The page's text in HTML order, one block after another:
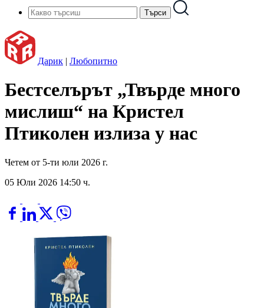
Дарик | Любопитно
Бестселърът „Твърде много
мислиш“ на Кристел
Птиколен излиза у нас
Четем от 5-ти юли 2026 г.
05 Юли 2026 14:50 ч.